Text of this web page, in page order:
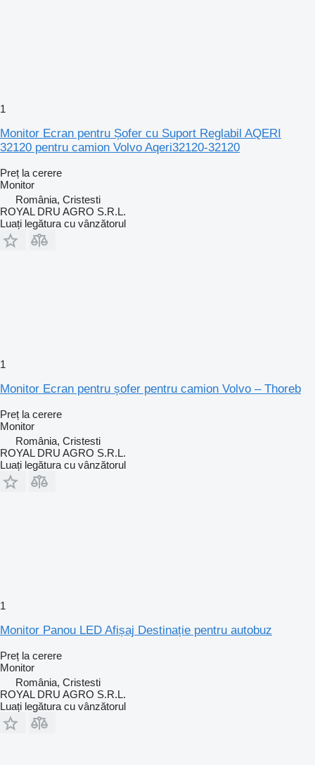
1
Monitor Ecran pentru Șofer cu Suport Reglabil AQERI
32120 pentru camion Volvo Aqeri32120-32120
Preț la cerere
Monitor
România, Cristesti
ROYAL DRU AGRO S.R.L.
Luați legătura cu vânzătorul
1
Monitor Ecran pentru șofer pentru camion Volvo – Thoreb
Preț la cerere
Monitor
România, Cristesti
ROYAL DRU AGRO S.R.L.
Luați legătura cu vânzătorul
1
Monitor Panou LED Afișaj Destinație pentru autobuz
Preț la cerere
Monitor
România, Cristesti
ROYAL DRU AGRO S.R.L.
Luați legătura cu vânzătorul